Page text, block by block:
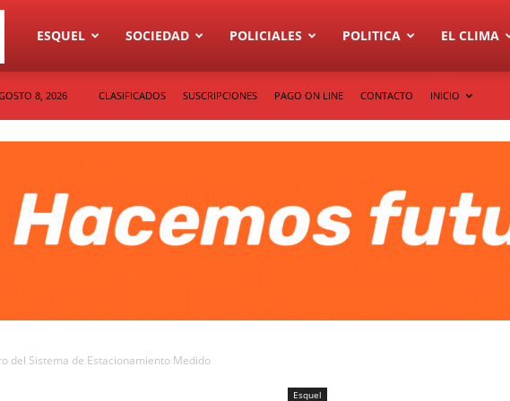
Diario
ESQUEL SOCIEDAD POLICIALES POLITICA EL CLIMA
8, 2026 CLASIFICADOS SUSCRIPCIONES PAGO ON LINE CONTACTO INICIO
del Sistema de Estacionamiento Medido
Esquel